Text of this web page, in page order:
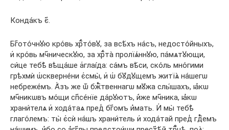
Конда́къ є҃.
Бг҃ото́чнꙋю кро́вь хрⷭ҇то́вꙋ, за всѣ́хъ на́съ, недосто́йныхъ,
и҆ кро́вь мч҃ническꙋю, за хрⷭ҇та̀ пролїѧ́ннꙋю, па́мѧтꙋющи,
си́це тебѣ̀ вѣща́ше а҆глаі́да: са́мъ вѣ́си, ско́ль мно́гими
грѣхмѝ ѡ҆скверне́ни є҆смы̀, и҆ ѡ҆ бꙋ́дꙋщемъ житїѧ̀ на́шегѡ
небреже́мъ. А҆́зъ же ѿ бжⷭ҇твеннагѡ мꙋ́жа слы́шахъ, ꙗ҆́кѡ
мч҃никѡвъ мо́щи сп҃се́нїе да́рꙋютъ, и҆̀же мч҃ника, ꙗ҆́кѡ
храни́телѧ и҆ хода́таѧ пред̾ бг҃омъ и҆́мать. И҆ мы̀ тебѣ̀
глаго́лемъ: ты̀ є҆сѝ на́шъ храни́тель и҆ хода́тай пред̾ гдⷭ҇емъ